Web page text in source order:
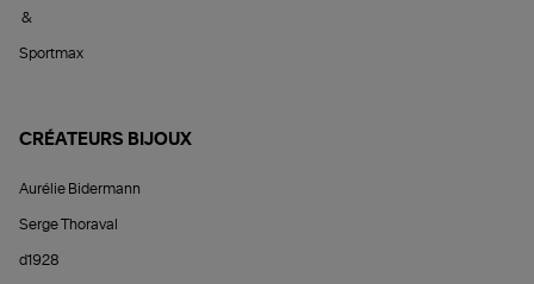
&
Sportmax
CRÉATEURS BIJOUX
Aurélie Bidermann
Serge Thoraval
d1928